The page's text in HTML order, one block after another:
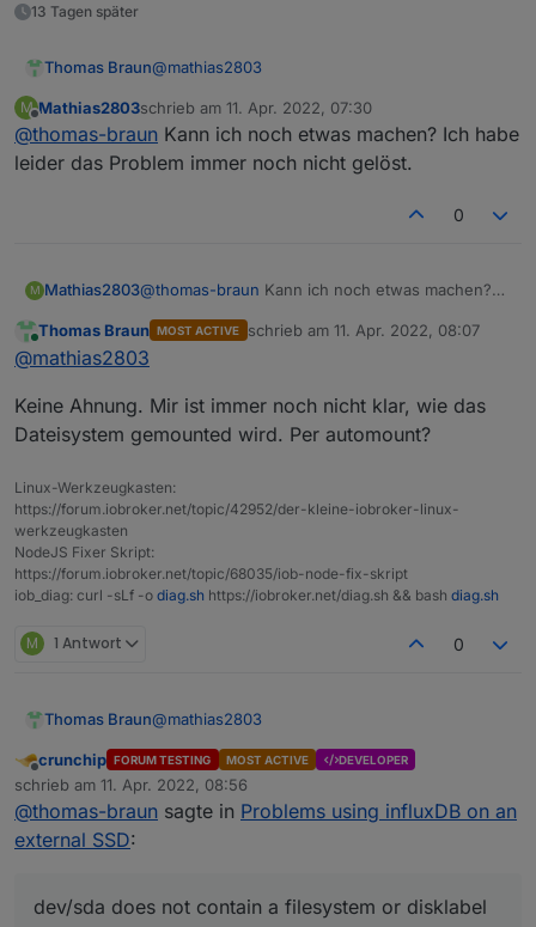
13 Tagen später
Thomas Braun@mathias2803
Mar 24 18:28:31 ioBroker
Mar 24 18:28:31 ioBroker systemd-
Da ist wohl auf dem Speichermedium /dev/sda
Remote-Desktop) aus. Server immer ohne GUI,
M
Offline
Mathias2803schrieb am 11. Apr. 2022, 07:30
zuletzt editiert von
@thomas-braun Kann ich noch etwas machen? Ich habe
leider das Problem immer noch nicht gelöst.
0
M Mathias2803@thomas-braun Kann ich noch etwas machen?
gelöst.
Online
Thomas Braun MOST ACTIVE schrieb am 11. Apr. 2022, 08:07
zuletzt editiert von
@mathias2803
Keine Ahnung. Mir ist immer noch nicht klar, wie das
Dateisystem gemounted wird. Per automount?
Linux-Werkzeugkasten:
https://forum.iobroker.net/topic/42952/der-kleine-iobroker-linux-
werkzeugkasten
NodeJS Fixer Skript:
https://forum.iobroker.net/topic/68035/iob-node-fix-skript
iob_diag: curl -sLf -o diag.sh https://iobroker.net/diag.sh && bash diag.sh
M 1 Antwort 0
Thomas Braun@mathias2803
Mar 24 18:28:31 ioBroker
Mar 24 18:28:31 ioBroker systemd-
Da ist wohl auf dem Speichermedium /dev/sda
was krumm.
per SSH-Zugang betreiben.
Offline
crunchip FORUM TESTING MOST ACTIVE DEVELOPER
schrieb am 11. Apr. 2022, 08:56
zuletzt editiert von
@thomas-braun sagte in Problems using influxDB on an
external SSD:
dev/sda does not contain a filesystem or disklabel